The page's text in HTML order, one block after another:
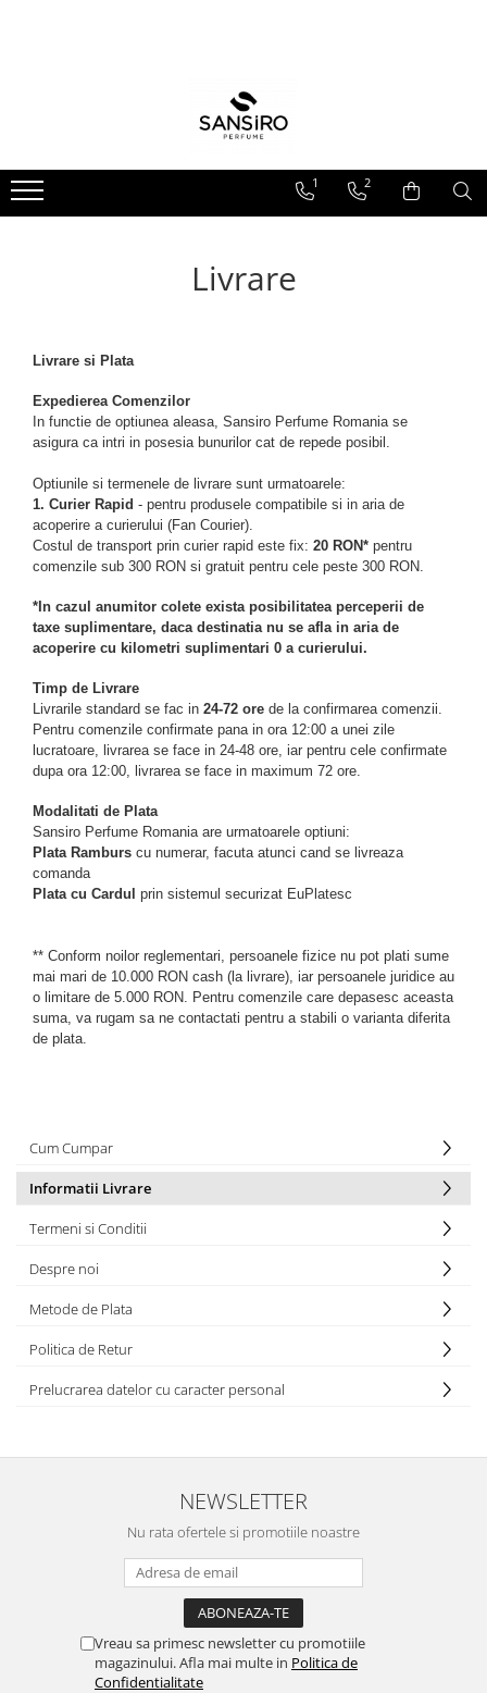
UNISEX
FORMAT TRAVEL
FRAGRANCE MIST
FINE MIST
SPRAY DE CAMERA SI RUFE
1 2
Livrare
Livrare si Plata
Expedierea Comenzilor
In functie de optiunea aleasa, Sansiro Perfume Romania se
asigura ca intri in posesia bunurilor cat de repede posibil.
Optiunile si termenele de livrare sunt urmatoarele:
1. Curier Rapid - pentru produsele compatibile si in aria de
acoperire a curierului (Fan Courier).
Costul de transport prin curier rapid este fix: 20 RON* pentru
comenzile sub 300 RON si gratuit pentru cele peste 300 RON.
*In cazul anumitor colete exista posibilitatea perceperii de
taxe suplimentare, daca destinatia nu se afla in aria de
acoperire cu kilometri suplimentari 0 a curierului.
Timp de Livrare
Livrarile standard se fac in 24-72 ore de la confirmarea comenzii.
Pentru comenzile confirmate pana in ora 12:00 a unei zile
lucratoare, livrarea se face in 24-48 ore, iar pentru cele confirmate
dupa ora 12:00, livrarea se face in maximum 72 ore.
Modalitati de Plata
Sansiro Perfume Romania are urmatoarele optiuni:
Plata Ramburs cu numerar, facuta atunci cand se livreaza
comanda
Plata cu Cardul prin sistemul securizat EuPlatesc
** Conform noilor reglementari, persoanele fizice nu pot plati sume
mai mari de 10.000 RON cash (la livrare), iar persoanele juridice au
o limitare de 5.000 RON. Pentru comenzile care depasesc aceasta
suma, va rugam sa ne contactati pentru a stabili o varianta diferita
de plata.
Cum Cumpar
Informatii Livrare
Termeni si Conditii
Despre noi
Metode de Plata
Politica de Retur
Prelucrarea datelor cu caracter personal
NEWSLETTER
Nu rata ofertele si promotiile noastre
Vreau sa primesc newsletter cu promotiile
magazinului. Afla mai multe in Politica de
Confidentialitate